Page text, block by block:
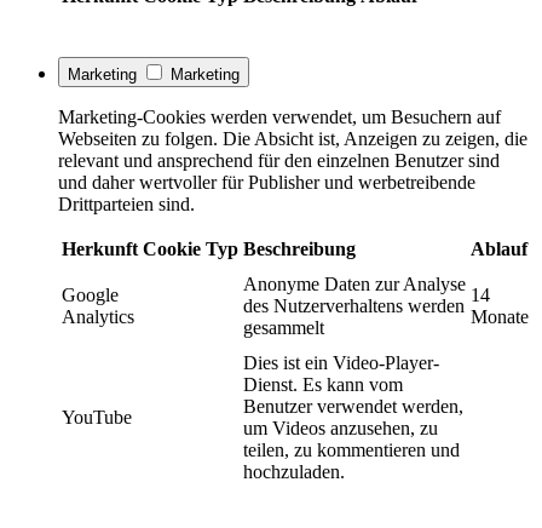
Marketing Marketing
Marketing-Cookies werden verwendet, um Besuchern auf
Webseiten zu folgen. Die Absicht ist, Anzeigen zu zeigen, die
relevant und ansprechend für den einzelnen Benutzer sind
und daher wertvoller für Publisher und werbetreibende
Drittparteien sind.
Herkunft Cookie Typ Beschreibung Ablauf
Google
Analytics
Anonyme Daten zur Analyse
des Nutzerverhaltens werden
gesammelt
14
Monate
YouTube
Dies ist ein Video-Player-
Dienst. Es kann vom
Benutzer verwendet werden,
um Videos anzusehen, zu
teilen, zu kommentieren und
hochzuladen.